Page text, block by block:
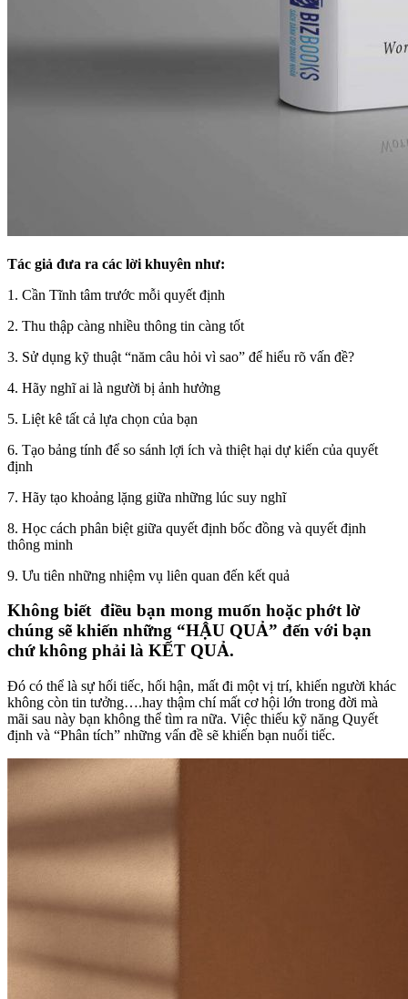
Tác giả đưa ra các lời khuyên như:
1. Cần Tĩnh tâm trước mỗi quyết định
2. Thu thập càng nhiều thông tin càng tốt
3. Sử dụng kỹ thuật “năm câu hỏi vì sao” để hiểu rõ vấn đề?
4. Hãy nghĩ ai là người bị ảnh hưởng
5. Liệt kê tất cả lựa chọn của bạn
6. Tạo bảng tính để so sánh lợi ích và thiệt hại dự kiến của quyết
định
7. Hãy tạo khoảng lặng giữa những lúc suy nghĩ
8. Học cách phân biệt giữa quyết định bốc đồng và quyết định
thông minh
9. Ưu tiên những nhiệm vụ liên quan đến kết quả
Không biết điều bạn mong muốn hoặc phớt lờ
chúng sẽ khiến những “HẬU QUẢ” đến với bạn
chứ không phải là KẾT QUẢ.
Đó có thể là sự hối tiếc, hối hận, mất đi một vị trí, khiến người khác
không còn tin tưởng….hay thậm chí mất cơ hội lớn trong đời mà
mãi sau này bạn không thể tìm ra nữa. Việc thiếu kỹ năng Quyết
định và “Phân tích” những vấn đề sẽ khiến bạn nuối tiếc.